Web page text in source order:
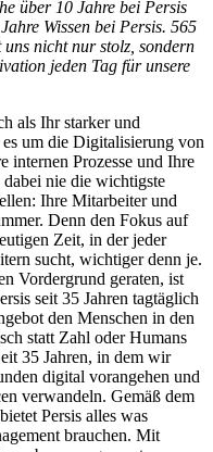
über 10 Jahre bei Persis
Wissen bei Persis. 565
nicht nur stolz, sondern
jeden Tag für unsere
als Ihr starker und
um die Digitalisierung von
internen Prozesse und Ihre
nie die wichtigste
Ihre Mitarbeiter und
Denn den Fokus auf
Zeit, in der jeder
sucht, wichtiger denn je.
Vordergrund geraten, ist
seit 35 Jahren tagtäglich
den Menschen in den
statt Zahl oder Humans
35 Jahren, in dem wir
digital vorangehen und
verwandeln. Gemäß dem
Persis alles was
brauchen. Mit